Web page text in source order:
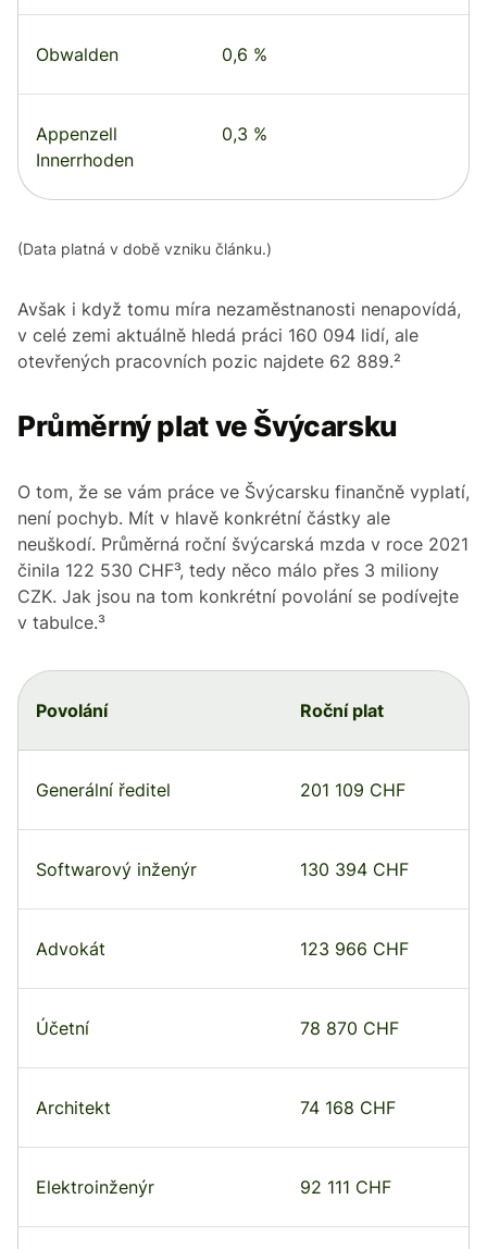
Obwalden 0,6 %
Appenzell
Innerrhoden
0,3 %
(Data platná v době vzniku článku.)
Avšak i když tomu míra nezaměstnanosti nenapovídá,
v celé zemi aktuálně hledá práci 160 094 lidí, ale
otevřených pracovních pozic najdete 62 889.²
Průměrný plat ve Švýcarsku
O tom, že se vám práce ve Švýcarsku finančně vyplatí,
není pochyb. Mít v hlavě konkrétní částky ale
neuškodí. Průměrná roční švýcarská mzda v roce 2021
činila 122 530 CHF³, tedy něco málo přes 3 miliony
CZK. Jak jsou na tom konkrétní povolání se podívejte
v tabulce.³
Povolání Roční plat
Generální ředitel 201 109 CHF
Softwarový inženýr 130 394 CHF
Advokát 123 966 CHF
Účetní 78 870 CHF
Architekt 74 168 CHF
Elektroinženýr 92 111 CHF